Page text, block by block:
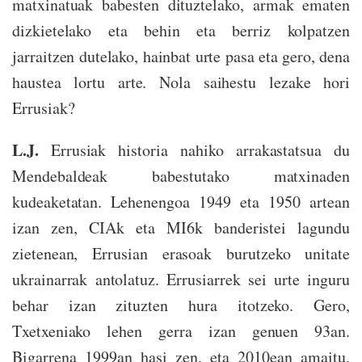
dizkietelako eta behin eta berriz kolpatzen
jarraitzen dutelako, hainbat urte pasa eta gero, dena
haustea lortu arte. Nola saihestu lezake hori
Errusiak?
L.J. Errusiak historia nahiko arrakastatsua du
Mendebaldeak babestutako matxinaden
kudeaketatan. Lehenengoa 1949 eta 1950 artean
izan zen, CIAk eta MI6k banderistei lagundu
zietenean, Errusian erasoak burutzeko unitate
ukrainarrak antolatuz. Errusiarrek sei urte inguru
behar izan zituzten hura itotzeko. Gero,
Txetxeniako lehen gerra izan genuen 93an.
Bigarrena 1999an hasi zen, eta 2010ean amaitu,